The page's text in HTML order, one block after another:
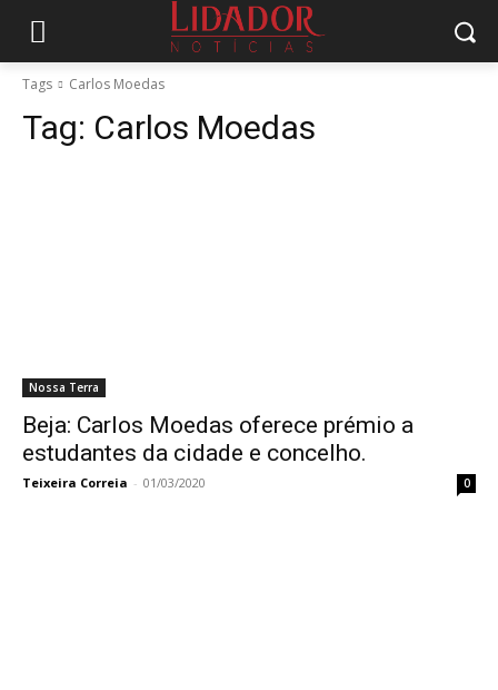
Tags Carlos Moedas
Tag: Carlos Moedas
Nossa Terra
Beja: Carlos Moedas oferece prémio a
estudantes da cidade e concelho.
Teixeira Correia - 01/03/2020 0